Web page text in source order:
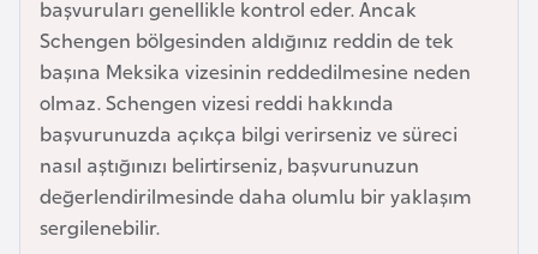
başvuruları genellikle kontrol eder. Ancak
Schengen bölgesinden aldığınız reddin de tek
başına Meksika vizesinin reddedilmesine neden
olmaz. Schengen vizesi reddi hakkında
başvurunuzda açıkça bilgi verirseniz ve süreci
nasıl aştığınızı belirtirseniz, başvurunuzun
değerlendirilmesinde daha olumlu bir yaklaşım
sergilenebilir.
e
l
a
r
u
s
B